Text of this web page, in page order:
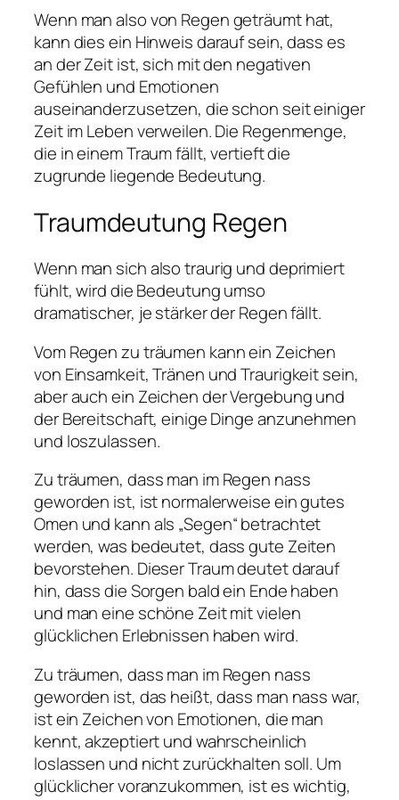
Wenn man also von Regen geträumt hat,
kann dies ein Hinweis darauf sein, dass es
an der Zeit ist, sich mit den negativen
Gefühlen und Emotionen
auseinanderzusetzen, die schon seit einiger
Zeit im Leben verweilen. Die Regenmenge,
die in einem Traum fällt, vertieft die
zugrunde liegende Bedeutung.
Traumdeutung Regen
Wenn man sich also traurig und deprimiert
fühlt, wird die Bedeutung umso
dramatischer, je stärker der Regen fällt.
Vom Regen zu träumen kann ein Zeichen
von Einsamkeit, Tränen und Traurigkeit sein,
aber auch ein Zeichen der Vergebung und
der Bereitschaft, einige Dinge anzunehmen
und loszulassen.
Zu träumen, dass man im Regen nass
geworden ist, ist normalerweise ein gutes
Omen und kann als „Segen“ betrachtet
werden, was bedeutet, dass gute Zeiten
bevorstehen. Dieser Traum deutet darauf
hin, dass die Sorgen bald ein Ende haben
und man eine schöne Zeit mit vielen
glücklichen Erlebnissen haben wird.
Zu träumen, dass man im Regen nass
geworden ist, das heißt, dass man nass war,
ist ein Zeichen von Emotionen, die man
kennt, akzeptiert und wahrscheinlich
loslassen und nicht zurückhalten soll. Um
glücklicher voranzukommen, ist es wichtig,